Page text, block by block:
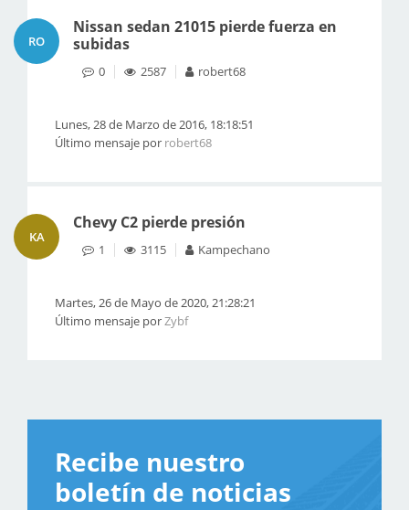
RO
Nissan sedan 21015 pierde fuerza en
subidas
0 2587 robert68
Lunes, 28 de Marzo de 2016, 18:18:51
Último mensaje por robert68
KA
Chevy C2 pierde presión
1 3115 Kampechano
Martes, 26 de Mayo de 2020, 21:28:21
Último mensaje porZybf
Recibe nuestro
boletín de noticias